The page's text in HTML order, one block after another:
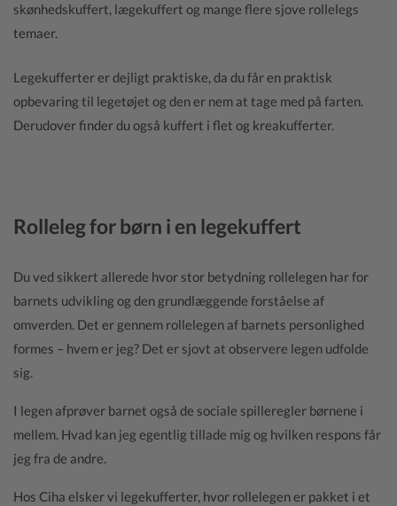
skønhedskuffert, lægekuffert og mange flere sjove rollelegs
temaer.
Legekufferter er dejligt praktiske, da du får en praktisk
opbevaring til legetøjet og den er nem at tage med på farten.
Derudover finder du også kuffert i flet og kreakufferter.
Rolleleg for børn i en legekuffert
Du ved sikkert allerede hvor stor betydning rollelegen har for
barnets udvikling og den grundlæggende forståelse af
omverden. Det er gennem rollelegen af barnets personlighed
formes – hvem er jeg? Det er sjovt at observere legen udfolde
sig.
I legen afprøver barnet også de sociale spilleregler børnene i
mellem. Hvad kan jeg egentlig tillade mig og hvilken respons får
jeg fra de andre.
Hos Ciha elsker vi legekufferter, hvor rollelegen er pakket i et